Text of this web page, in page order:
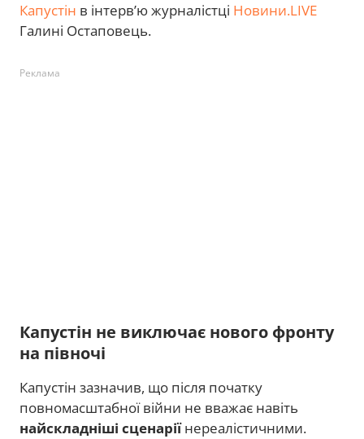
Капустін в інтерв’ю журналістці Новини.LIVE
Галині Остаповець.
Реклама
Капустін не виключає нового фронту
на півночі
Капустін зазначив, що після початку
повномасштабної війни не вважає навіть
найскладніші сценаріїнереалістичними.